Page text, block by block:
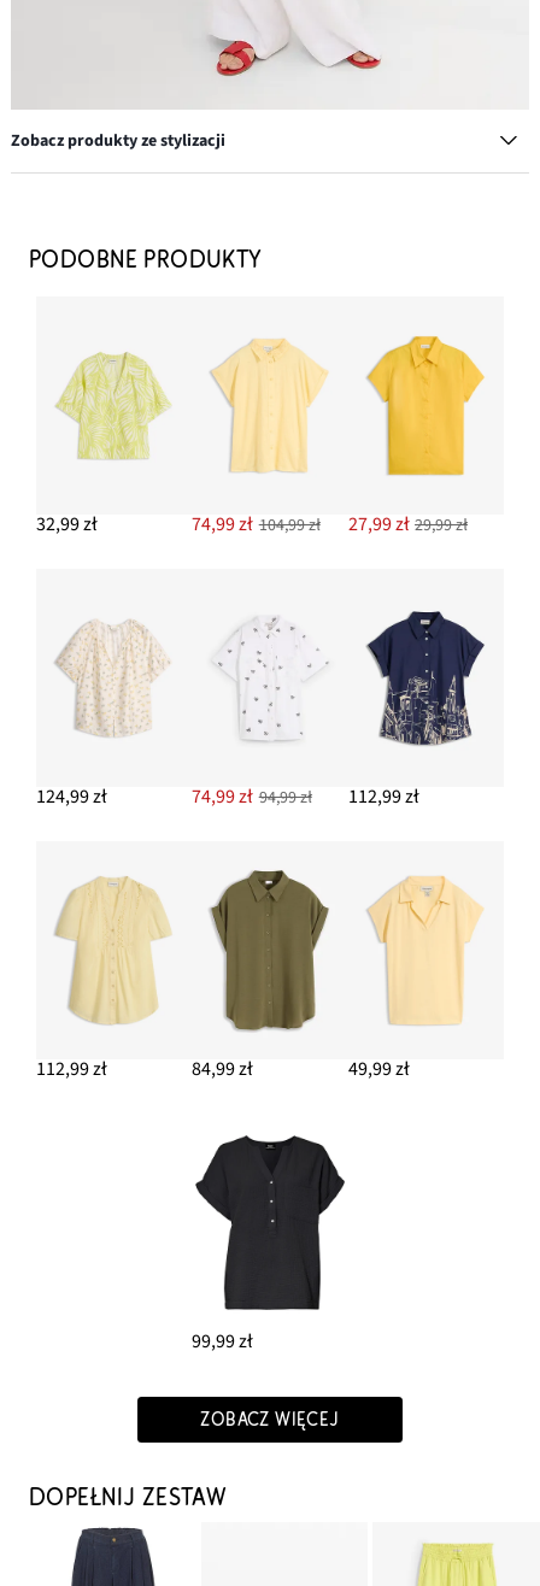
Zobacz produkty ze stylizacji
59,99 zł
54,99 zł
DODAJ DO KOSZYKA
Bransoletka
DODAJ DO KOSZYKA
PODOBNE PRODUKTY
32,99 zł 74,99 zł 104,99 zł 27,99 zł 29,99 zł
124,99 zł 74,99 zł 94,99 zł 112,99 zł
112,99 zł 84,99 zł 49,99 zł
99,99 zł
ZOBACZ WIĘCEJ
DOPEŁNIJ ZESTAW